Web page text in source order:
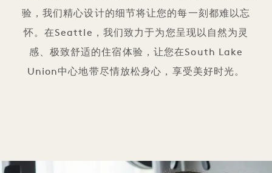
验，我们精心设计的细节将让您的每一刻都难以忘
怀。在Seattle，我们致力于为您呈现以自然为灵
感、极致舒适的住宿体验，让您在South Lake
Union中心地带尽情放松身心，享受美好时光。